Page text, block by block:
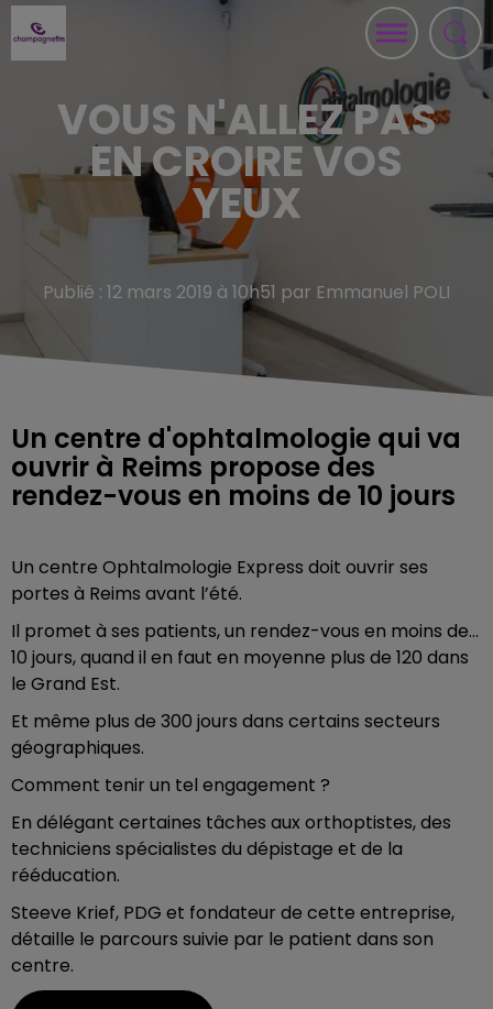
VOUS N'ALLEZ PAS
EN CROIRE VOS
YEUX
Publié : 12 mars 2019 à 10h51 par Emmanuel POLI
Un centre d'ophtalmologie qui va
ouvrir à Reims propose des
rendez-vous en moins de 10 jours
Un centre Ophtalmologie Express doit ouvrir ses
portes à Reims avant l’été.
Il promet à ses patients, un rendez-vous en moins de…
10 jours, quand il en faut en moyenne plus de 120 dans
le Grand Est.
Et même plus de 300 jours dans certains secteurs
géographiques.
Comment tenir un tel engagement ?
En délégant certaines tâches aux orthoptistes, des
techniciens spécialistes du dépistage et de la
rééducation.
Steeve Krief, PDG et fondateur de cette entreprise,
détaille le parcours suivie par le patient dans son
centre.